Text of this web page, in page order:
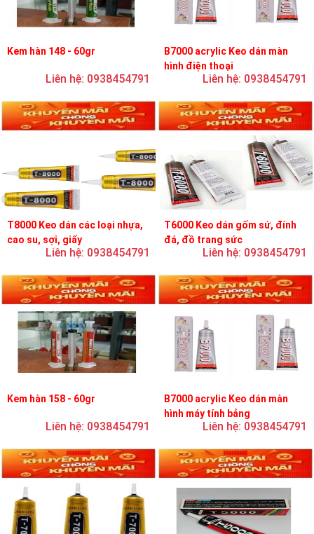
Kem hàn 148 - 60gr
Liên hệ: 0938454791
B7000 acrylic Keo dán màn
hình điện thoại
Liên hệ: 0938454791
T8000 Keo dán các loại nhựa,
cao su, sợi, giấy
Liên hệ: 0938454791
T6000 Keo dán gốm sứ, đính
đá, đồ trang sức
Liên hệ: 0938454791
Kem hàn 158 - 60gr
Liên hệ: 0938454791
B7000 acrylic Keo dán màn
hình máy tính bảng
Liên hệ: 0938454791